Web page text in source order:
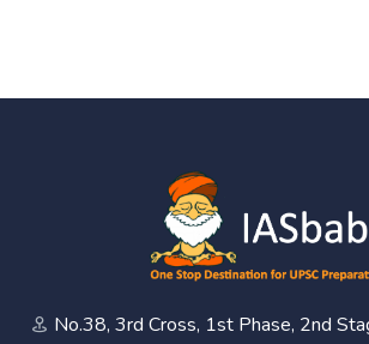
No.38, 3rd Cross, 1st Phase, 2nd